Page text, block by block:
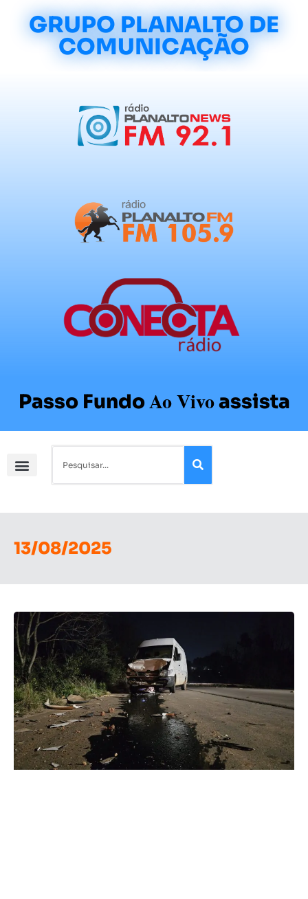
GRUPO PLANALTO DE
COMUNICAÇÃO
Passo FundoAo Vivoassista
13/08/2025